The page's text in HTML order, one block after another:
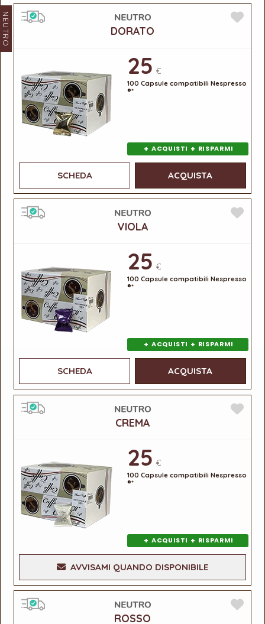
NEUTRO DORATO
25 €
100 Capsule compatibili Nespresso
®*
+ ACQUISTI + RISPARMI
SCHEDA ACQUISTA
VIOLA
25 €
100 Capsule compatibili Nespresso
®*
+ ACQUISTI + RISPARMI
SCHEDA ACQUISTA
CREMA
25 €
100 Capsule compatibili Nespresso
®*
+ ACQUISTI + RISPARMI
AVVISAMI QUANDO DISPONIBILE
ROSSO